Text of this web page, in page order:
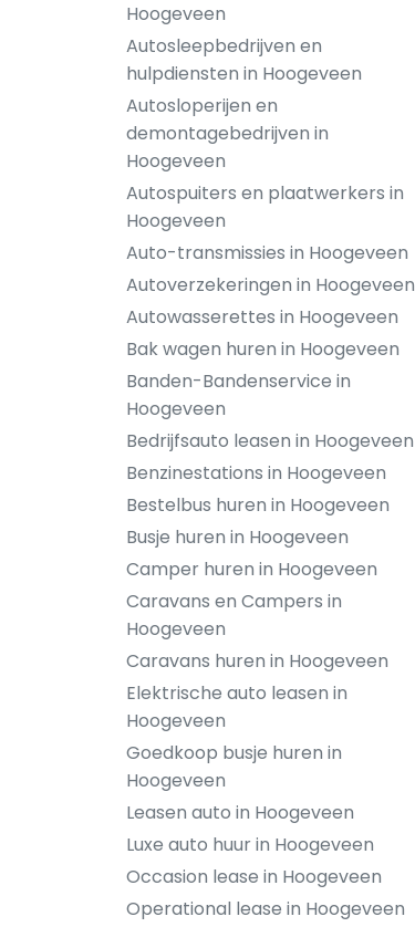
Hoogeveen
Autosleepbedrijven en
hulpdiensten in Hoogeveen
Autosloperijen en
demontagebedrijven in
Hoogeveen
Autospuiters en plaatwerkers in
Hoogeveen
Auto-transmissies in Hoogeveen
Autoverzekeringen in Hoogeveen
Autowasserettes in Hoogeveen
Bak wagen huren in Hoogeveen
Banden-Bandenservice in
Hoogeveen
Bedrijfsauto leasen in Hoogeveen
Benzinestations in Hoogeveen
Bestelbus huren in Hoogeveen
Busje huren in Hoogeveen
Camper huren in Hoogeveen
Caravans en Campers in
Hoogeveen
Caravans huren in Hoogeveen
Elektrische auto leasen in
Hoogeveen
Goedkoop busje huren in
Hoogeveen
Leasen auto in Hoogeveen
Luxe auto huur in Hoogeveen
Occasion lease in Hoogeveen
Operational lease in Hoogeveen